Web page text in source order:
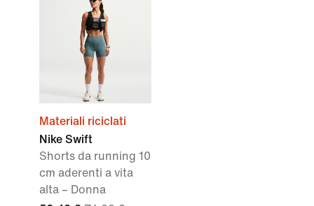
Materiali riciclati
Nike Swift
Shorts da running 10
cm aderenti a vita
alta – Donna